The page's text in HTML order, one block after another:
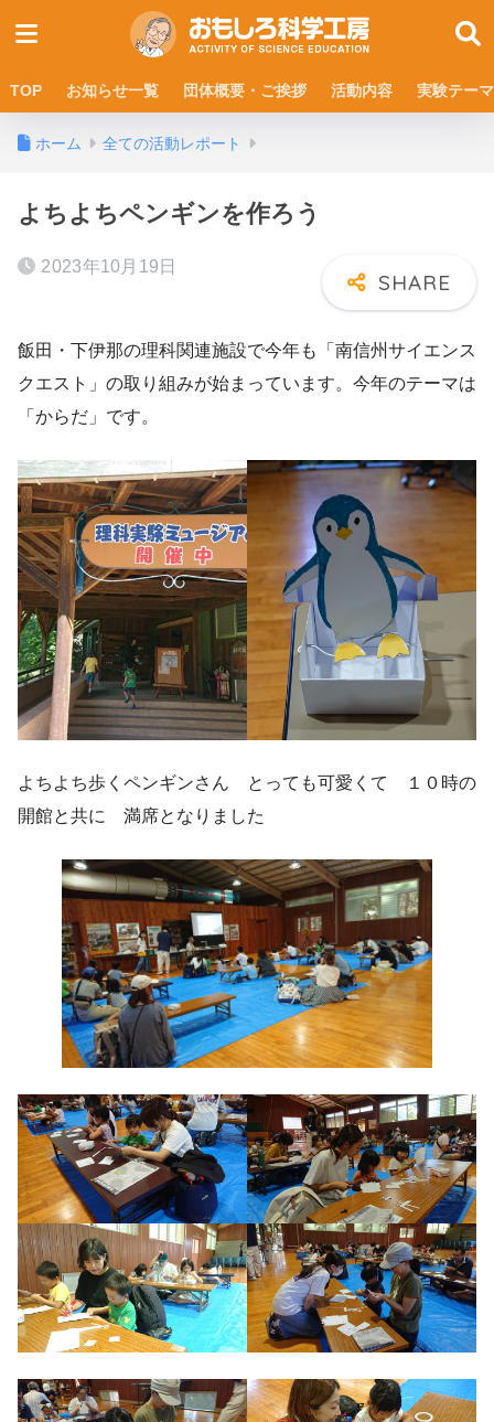
TOP お知らせ一覧 団体概要・ご挨拶 活動内容 実験テーマ
ホーム 全ての活動レポート
よちよちペンギンを作ろう
2023年10月19日
飯田・下伊那の理科関連施設で今年も「南信州サイエンス
クエスト」の取り組みが始まっています。今年のテーマは
「からだ」です。
よちよち歩くペンギンさん とっても可愛くて １０時の
開館と共に 満席となりました